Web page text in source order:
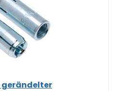
gerändelter